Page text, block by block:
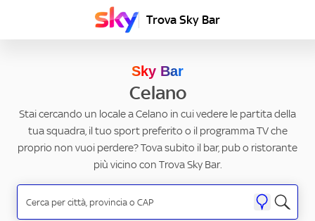
Trova Sky Bar
Sky Bar
Celano
Stai cercando un locale a Celano in cui vedere le partita della
tua squadra, il tuo sport preferito o il programma TV che
proprio non vuoi perdere? Tova subito il bar, pub o ristorante
più vicino con Trova Sky Bar.